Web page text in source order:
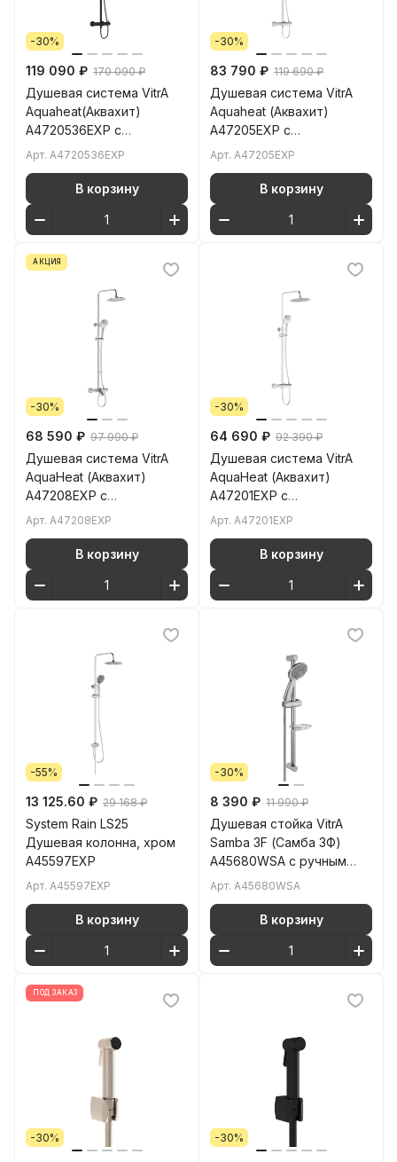
-30%
119 090 ₽ 170 090 ₽
Душевая система VitrA
Aquaheat(Аквахит)
A4720536EXP с
термостатическим
душем матовая черная
латунь
Арт. A4720536EXP
В корзину
-30%
83 790 ₽ 119 690 ₽
Душевая система VitrA
Aquaheat (Аквахит)
A47205EXP с
термостатическим
душем хром латунь
Арт. A47205EXP
В корзину
АКЦИЯ
-30%
68 590 ₽ 97 990 ₽
Душевая система VitrA
AquaHeat (Аквахит)
A47208EXP с
термостатическим
душем хром латунь
Арт. A47208EXP
В корзину
-30%
64 690 ₽ 92 390 ₽
Душевая система VitrA
AquaHeat (Аквахит)
A47201EXP с
термостатическим
душем хром латунь
Арт. A47201EXP
В корзину
-55%
13 125.60 ₽ 29 168 ₽
System Rain LS25
Душевая колонна, хром
A45597EXP
Арт. A45597EXP
В корзину
-30%
8 390 ₽ 11 990 ₽
Душевая стойка VitrA
Samba 3F (Самба 3Ф)
A45680WSA с ручным
душем без смесителя с
Арт. A45680WSA
В корзину
ПОД ЗАКАЗ
-30% -30%